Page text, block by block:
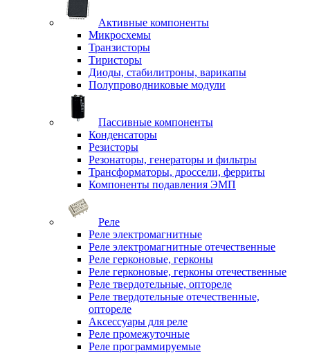
Активные компоненты
Микросхемы
Транзисторы
Тиристоры
Диоды, стабилитроны, варикапы
Полупроводниковые модули
Пассивные компоненты
Конденсаторы
Резисторы
Резонаторы, генераторы и фильтры
Трансформаторы, дроссели, ферриты
Компоненты подавления ЭМП
Реле
Реле электромагнитные
Реле электромагнитные отечественные
Реле герконовые, герконы
Реле герконовые, герконы отечественные
Реле твердотельные, оптореле
Реле твердотельные отечественные,
оптореле
Аксессуары для реле
Реле промежуточные
Реле программируемые